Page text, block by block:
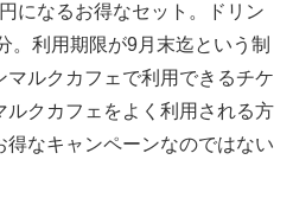
になるお得なセット。ドリン
。利用期限が9月末迄という制
ルクカフェで利用できるチケ
ルクカフェをよく利用される方
なキャンペーンなのではない